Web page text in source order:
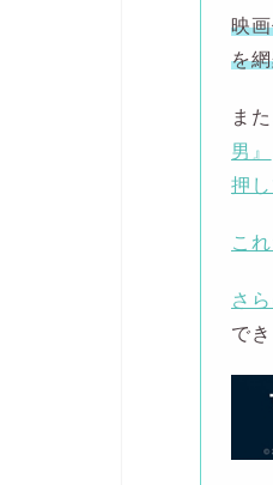
映
を
ま
男』
押し
こ
さ
でき